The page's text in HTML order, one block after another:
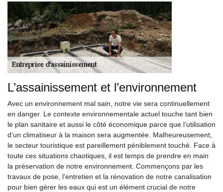
L’assainissement et l’environnement
Avec un environnement mal sain, notre vie sera continuellement
en danger. Le contexte environnementale actuel touche tant bien
le plan sanitaire et aussi le côté économique parce que l’utilisation
d’un climatiseur à la maison sera augmentée. Malheureusement,
le secteur touristique est pareillement péniblement touché. Face à
toute ces situations chaotiques, il est temps de prendre en main
la préservation de notre environnement. Commençons par les
travaux de pose, l’entretien et la rénovation de notre canalisation
pour bien gérer les eaux qui est un élément crucial de notre